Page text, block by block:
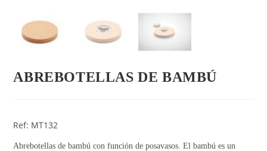
ABREBOTELLAS DE BAMBÚ
Ref: MT132
Abrebotellas de bambú con función de posavasos. El bambú es un